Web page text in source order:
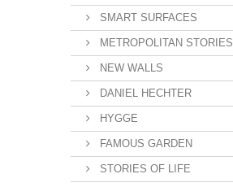
SMART SURFACES
METROPOLITAN STORIES
NEW WALLS
DANIEL HECHTER
HYGGE
FAMOUS GARDEN
STORIES OF LIFE